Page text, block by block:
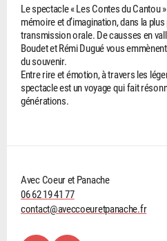
Le spectacle « Les Contes du Cantou
mémoire et d’imagination, dans la
transmission orale. De causses en
Boudet et Rémi Dugué vous
du souvenir.
Entre rire et émotion, à travers les
spectacle est un voyage qui fait
générations.
Avec Coeur et Panache
06 62 19 41 77
contact@aveccoeuretpanache.fr